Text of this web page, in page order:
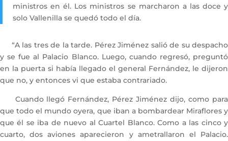
ministros en él. Los ministros se marcharon a las doce y
solo Vallenilla se quedó todo el día.
“A las tres de la tarde. Pérez Jiménez salió de su despacho
y se fue al Palacio Blanco. Luego, cuando regresó, preguntó
en la puerta si había llegado el general Fernández, le dijeron
que no, y entonces vi que estaba contrariado.
Cuando llegó Fernández, Pérez Jiménez dijo, como para
que todo el mundo oyera, que iban a bombardear Miraflores y
que él se iba de nuevo al Cuartel Blanco. Como a las cinco y
cuarto, dos aviones aparecieron y ametrallaron el Palacio.